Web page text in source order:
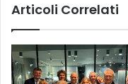
Articoli Correlati